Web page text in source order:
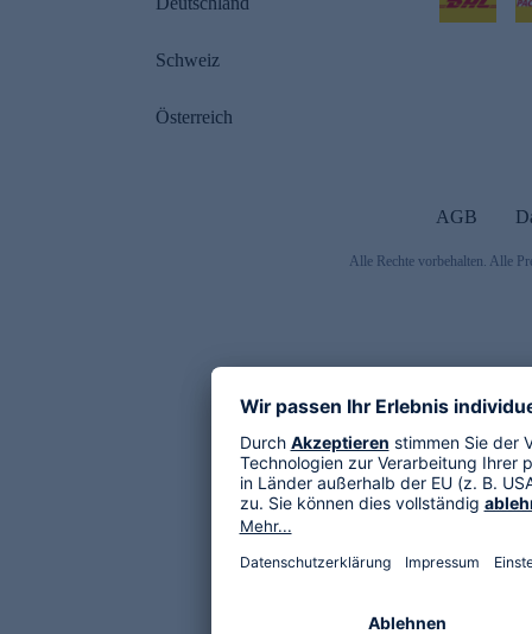
Schweiz
Österreich
AGB
Alle Rechte vorbehalten. Alle